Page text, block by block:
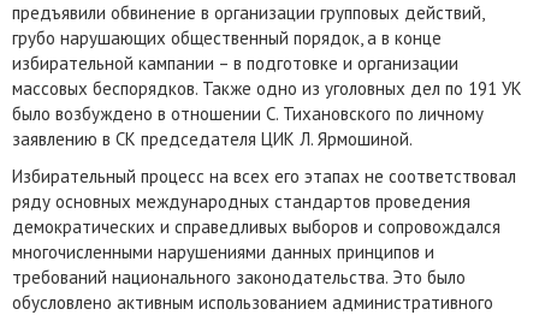
предъявили обвинение в организации групповых действий,
грубо нарушающих общественный порядок, а в конце
избирательной кампании – в подготовке и организации
массовых беспорядков. Также одно из уголовных дел по 191 УК
было возбуждено в отношении С. Тихановского по личному
заявлению в СК председателя ЦИК Л. Ярмошиной.
Избирательный процесс на всех его этапах не соответствовал
ряду основных международных стандартов проведения
демократических и справедливых выборов и сопровождался
многочисленными нарушениями данных принципов и
требований национального законодательства. Это было
обусловлено активным использованием административного